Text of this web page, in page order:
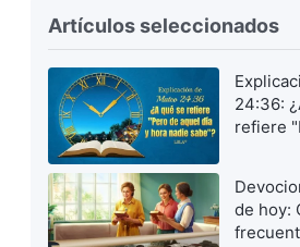
Artículos seleccionados
24:36:
refiere
de hoy: